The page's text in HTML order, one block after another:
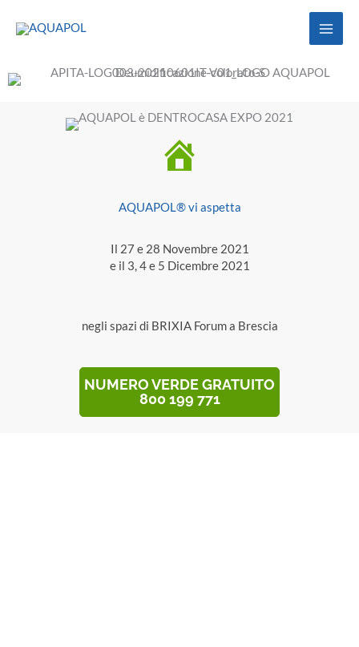
AQUAPOL® vi aspetta
Il 27 e 28 Novembre 2021
e il 3, 4 e 5 Dicembre 2021
negli spazi di BRIXIA Forum a Brescia
NUMERO VERDE GRATUITO
800 199 771